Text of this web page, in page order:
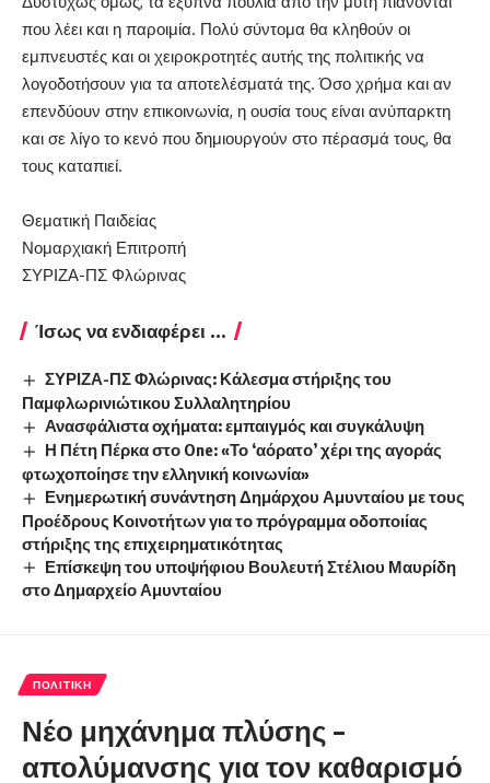
που λέει και η παροιμία. Πολύ σύντομα θα κληθούν οι
εμπνευστές και οι χειροκροτητές αυτής της πολιτικής να
λογοδοτήσουν για τα αποτελέσματά της. Όσο χρήμα και αν
επενδύουν στην επικοινωνία, η ουσία τους είναι ανύπαρκτη
και σε λίγο το κενό που δημιουργούν στο πέρασμά τους, θα
τους καταπιεί.
Θεματική Παιδείας
Νομαρχιακή Επιτροπή
ΣΥΡΙΖΑ-ΠΣ Φλώρινας
Ίσως να ενδιαφέρει ...
ΣΥΡΙΖΑ-ΠΣ Φλώρινας: Κάλεσμα στήριξης του
Παμφλωρινιώτικου Συλλαλητηρίου
Ανασφάλιστα οχήματα: εμπαιγμός και συγκάλυψη
Η Πέτη Πέρκα στο One: «Το ‘αόρατο’ χέρι της αγοράς
φτωχοποίησε την ελληνική κοινωνία»
Ενημερωτική συνάντηση Δημάρχου Αμυνταίου με τους
Προέδρους Κοινοτήτων για το πρόγραμμα οδοποιίας
στήριξης της επιχειρηματικότητας
Επίσκεψη του υποψήφιου Βουλευτή Στέλιου Μαυρίδη
στο Δημαρχείο Αμυνταίου
ΠΟΛΙΤΙΚΉ
Νέο μηχάνημα πλύσης –
απολύμανσης για τον καθαρισμό